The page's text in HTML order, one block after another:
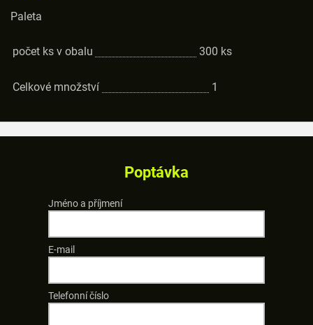
Paleta
počet ks v obalu 300 ks
Celkové množství 1
Poptávka
Jméno a příjmení
E-mail
Telefonní číslo